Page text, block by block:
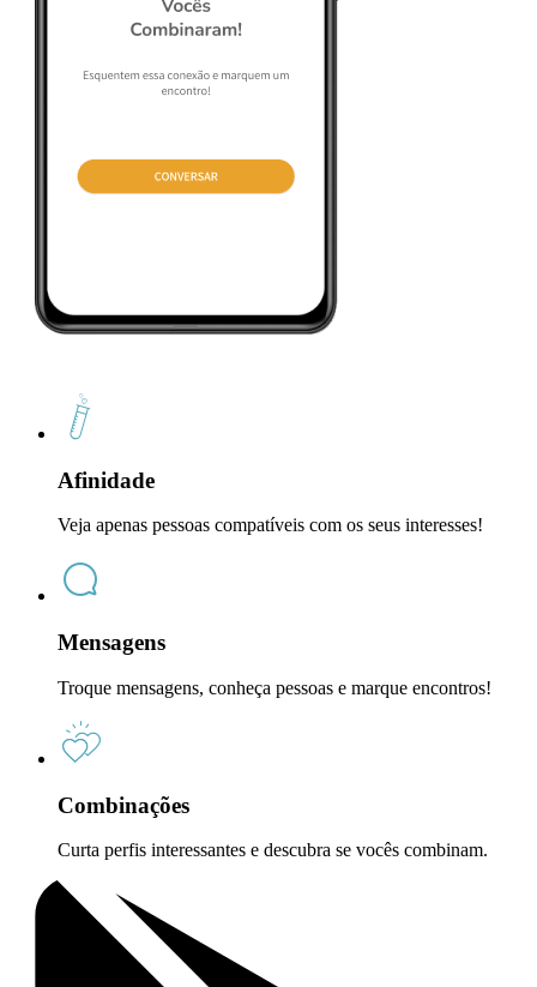
Afinidade
Veja apenas pessoas compatíveis com os seus interesses!
Mensagens
Troque mensagens, conheça pessoas e marque encontros!
Combinações
Curta perfis interessantes e descubra se vocês combinam.